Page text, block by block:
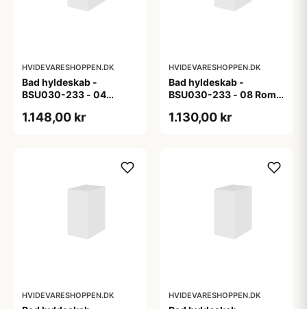
HVIDEVARESHOPPEN.DK
Bad hyldeskab -
BSU030-233 - 04
1.148,00 kr
HVIDEVARESHOPPEN.DK
Bad hyldeskab -
BSU030-233 - 08 Roma
1.130,00 kr
HVIDEVARESHOPPEN.DK HVIDEVARESHOPPEN.DK